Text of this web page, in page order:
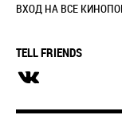
ВХОД НА ВСЕ
TELL FRIENDS